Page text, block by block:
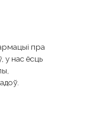
пра
у нас ёсць